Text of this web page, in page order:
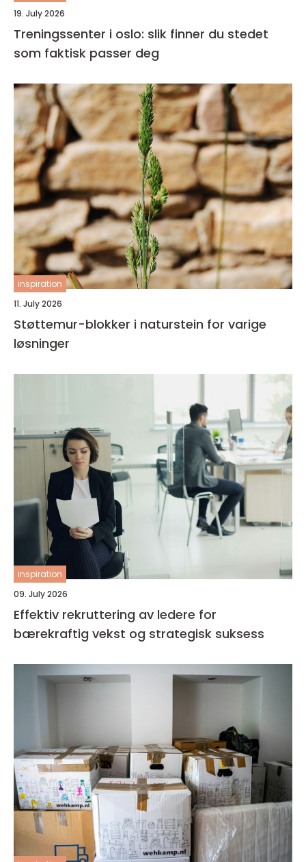
19. July 2026
Treningssenter i oslo: slik finner du stedet
som faktisk passer deg
inspiration
11. July 2026
Støttemur-blokker i naturstein for varige
løsninger
inspiration
09. July 2026
Effektiv rekruttering av ledere for
bærekraftig vekst og strategisk suksess